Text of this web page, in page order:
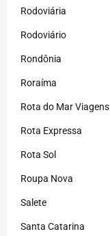
Rodoviária
Rodoviário
Rondônia
Roraíma
Rota do Mar Viagens
Rota Expressa
Rota Sol
Roupa Nova
Salete
Santa Catarina